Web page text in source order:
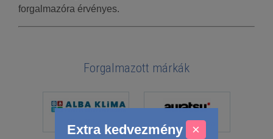
forgalmazóra érvényes.
Forgalmazott márkák
Auratsu Osaka
Extra kedvezmény ×